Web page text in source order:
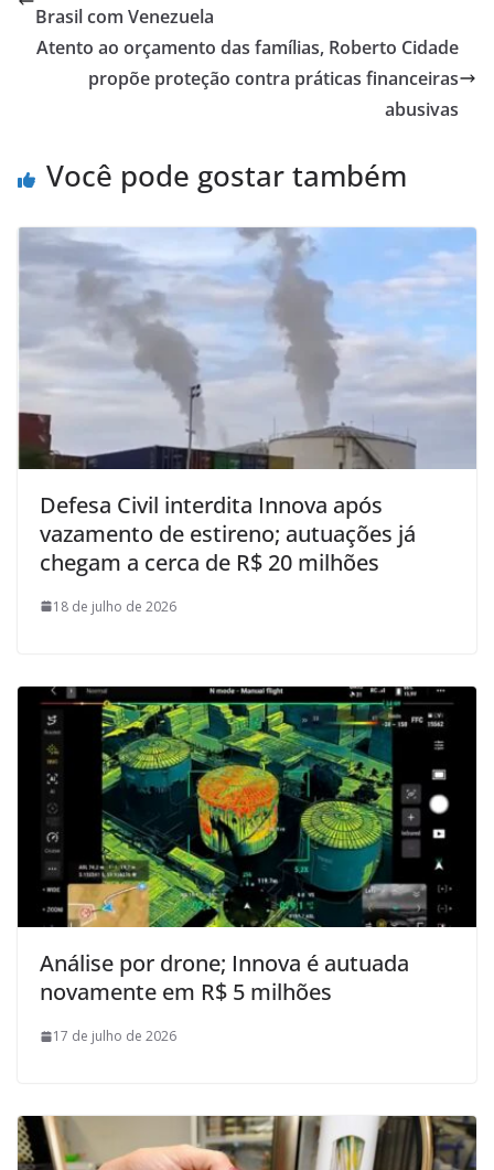
Brasil com Venezuela
Atento ao orçamento das famílias, Roberto Cidade
propõe proteção contra práticas financeiras
abusivas
Você pode gostar também
Defesa Civil interdita Innova após
vazamento de estireno; autuações já
chegam a cerca de R$ 20 milhões
18 de julho de 2026
Análise por drone; Innova é autuada
novamente em R$ 5 milhões
17 de julho de 2026